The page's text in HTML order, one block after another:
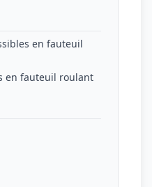
en fauteuil
en fauteuil roulant